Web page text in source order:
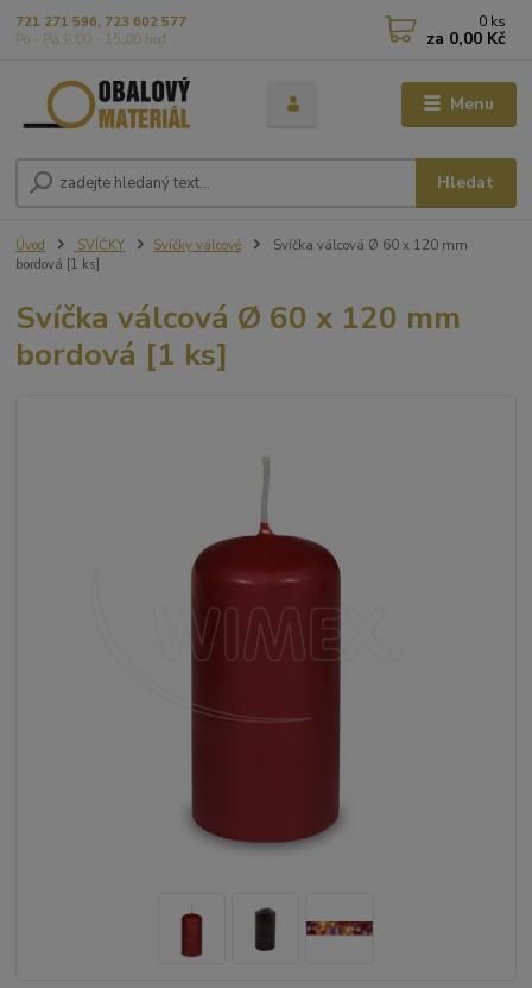
Menu
Hledat
721 271 596, 723 602 577
Po - Pá 9,00 - 15,00 hod
0 ks
za 0,00 Kč
Úvod SVÍČKY Svíčky válcové
Svíčka válcová Ø 60 x 120 mm
bordová [1 ks]
Svíčka válcová Ø 60 x 120 mm
bordová [1 ks]